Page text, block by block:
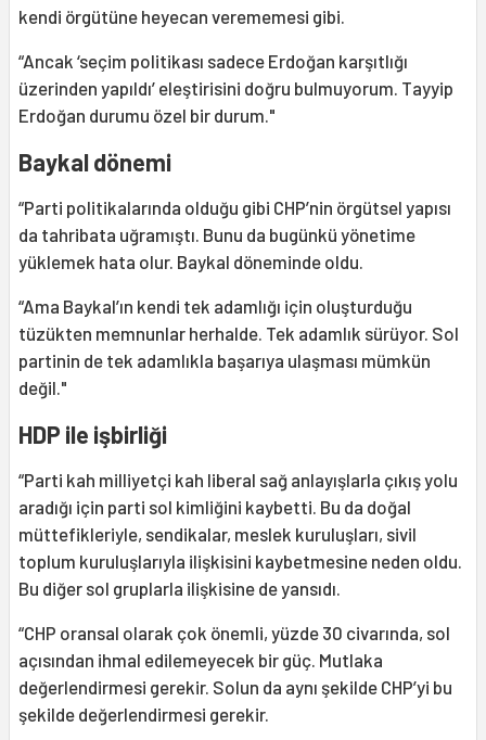
kendi örgütüne heyecan verememesi gibi.
“Ancak ‘seçim politikası sadece Erdoğan karşıtlığı
üzerinden yapıldı’ eleştirisini doğru bulmuyorum. Tayyip
Erdoğan durumu özel bir durum."
Baykal dönemi
“Parti politikalarında olduğu gibi CHP’nin örgütsel yapısı
da tahribata uğramıştı. Bunu da bugünkü yönetime
yüklemek hata olur. Baykal döneminde oldu.
“Ama Baykal’ın kendi tek adamlığı için oluşturduğu
tüzükten memnunlar herhalde. Tek adamlık sürüyor. Sol
partinin de tek adamlıkla başarıya ulaşması mümkün
değil."
HDP ile işbirliği
“Parti kah milliyetçi kah liberal sağ anlayışlarla çıkış yolu
aradığı için parti sol kimliğini kaybetti. Bu da doğal
müttefikleriyle, sendikalar, meslek kuruluşları, sivil
toplum kuruluşlarıyla ilişkisini kaybetmesine neden oldu.
Bu diğer sol gruplarla ilişkisine de yansıdı.
“CHP oransal olarak çok önemli, yüzde 30 civarında, sol
açısından ihmal edilemeyecek bir güç. Mutlaka
değerlendirmesi gerekir. Solun da aynı şekilde CHP’yi bu
şekilde değerlendirmesi gerekir.